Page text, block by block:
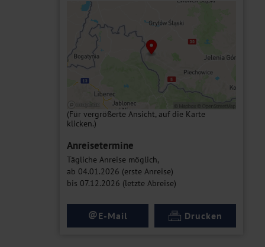
(Für vergrößerte Ansicht, auf die Karte
klicken.)
Anreisetermine
Tägliche Anreise möglich,
ab 04.01.2026 (erste Anreise)
bis 07.12.2026 (letzte Abreise)
@E-Mail Drucken